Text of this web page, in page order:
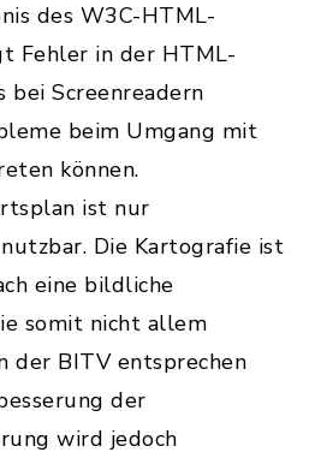
des W3C-HTML-
Fehler in der HTML-
bei Screenreadern
beim Umgang mit
können.
ist nur
Die Kartografie ist
eine bildliche
somit nicht allem
der BITV entsprechen
der
wird jedoch